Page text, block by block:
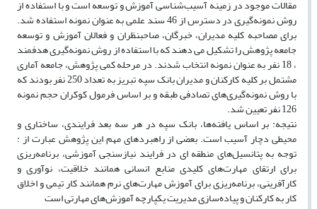
مقالات موجود در زمینه آسیب‌شناسی آموزش و توسعه است و با استفاده از
روش نمونه‌گیری در دسترس از 46 سند علمی به عنوان نمونه استفاده شد.
برای مصاحبه کلیه مدیران، خبرگان، صاحبنظران و فعالان آموزش و توسعه
جامعه پژوهش را تشکیل می دهند که با استفاده از روش نمونه‌گیری هدفمند
، 18 نفر به عنوان نمونه انتخاب شدند. در مرحله کمی پژوهش، جامعه آماری
مشتمل بر کلیه کارکنان و مدیران بانک سپه تبریز به تعداد 250 نفر بودند که
با روش نمونه‌گیری‌های تصادفی طبقه و بر اساس فرمول کوکران حجم نمونه
126 نفر تعیین شد.
نتیجه: بر اساس یافته‌ها، بانک سپه در هر سه بعد فرایندی، ساختاری و
محیطی دچار آسیب است. بعضی از راهبردهای مهم این پژوهش عبارت از :
توجه به پتانسیل‌های منطقه ای در فرایند نیازسنجی آموزشی، برنامه‌ریزی
برای ارتقای مهارت‌های کلیدی منابع انسانی همانند خلاقیت، نوآوری و
کارآفرینی، برنامه‌ریزی برای آموزش مهارت‌های نرم همانند کار تیمی و اخلاق
کار به کارکنان و پیاده‌سازی مدیریت یکپارچه آموزش‌های مهارتی است